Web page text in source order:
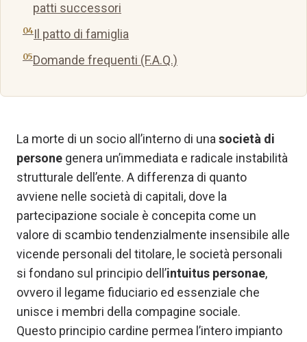
patti successori
Il patto di famiglia
Domande frequenti (F.A.Q.)
La morte di un socio all’interno di una società di
persone genera un’immediata e radicale instabilità
strutturale dell’ente. A differenza di quanto
avviene nelle società di capitali, dove la
partecipazione sociale è concepita come un
valore di scambio tendenzialmente insensibile alle
vicende personali del titolare, le società personali
si fondano sul principio dell’intuitus personae,
ovvero il legame fiduciario ed essenziale che
unisce i membri della compagine sociale.
Questo principio cardine permea l’intero impianto